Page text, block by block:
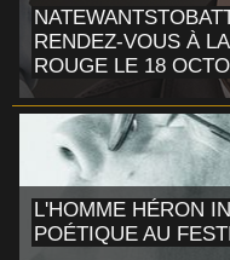
RENDEZ-VOUS À
ROUGE LE 18
L'HOMME HÉRON
POÉTIQUE AU